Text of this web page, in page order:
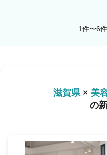
1件〜6
滋賀県× 美
の